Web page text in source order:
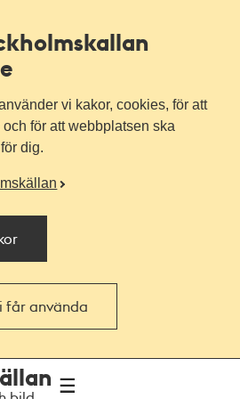
vi kakor, cookies, för att
för att webbplatsen ska
dig.
får använda